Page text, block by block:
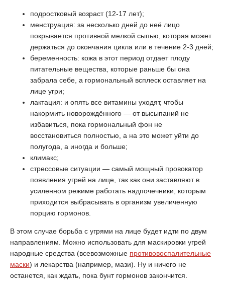
подростковый возраст (12-17 лет);
менструация: за несколько дней до неё лицо
покрывается противной мелкой сыпью, которая может
держаться до окончания цикла или в течение 2-3 дней;
беременность: кожа в этот период отдает плоду
питательные вещества, которые раньше бы она
забрала себе, а гормональный всплеск оставляет на
лице угри;
лактация: и опять все витамины уходят, чтобы
накормить новорождённого — от высыпаний не
избавиться, пока гормональный фон не
восстановиться полностью, а на это может уйти до
полугода, а иногда и больше;
климакс;
стрессовые ситуации — самый мощный провокатор
появления угрей на лице, так как они заставляют в
усиленном режиме работать надпочечники, которым
приходится выбрасывать в организм увеличенную
порцию гормонов.
В этом случае борьба с угрями на лице будет идти по двум
направлениям. Можно использовать для маскировки угрей
народные средства (всевозможные противовоспалительные
маски) и лекарства (например, мази). Ну и ничего не
останется, как ждать, пока бунт гормонов закончится.